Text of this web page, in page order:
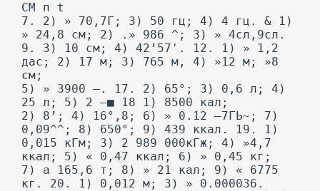
CM п t
7. 2) » 70,7Г; 3) 50 гц; 4) 4 гц. & 1)
» 24,8 см; 2) .» 986 ^; 3) » 4сл,9сл.
9. 3) 10 см; 4) 42’57'. 12. 1) » 1,2
дас; 2) 17 м; 3) 765 м, 4) »12 м; »8
см;
5) » 3900 —. 17. 2) 65°; 3) 0,6 л; 4)
25 л; 5) 2 —■ 18 1) 8500 кал;
2) 8’; 4) 16°,8; 6) » 0.12 —7ГЬ~; 7)
0,09^^; 8) 650°; 9) 439 ккал. 19. 1)
0,015 кГм; 3) 2 989 000кГж; 4) »4,7
ккал; 5) « 0,47 ккал; 6) » 0,45 кг;
7) a 165,6 т; 8) » 21 кал; 9) « 6775
кг. 20. 1) 0,012 м; 3) » 0.000036.